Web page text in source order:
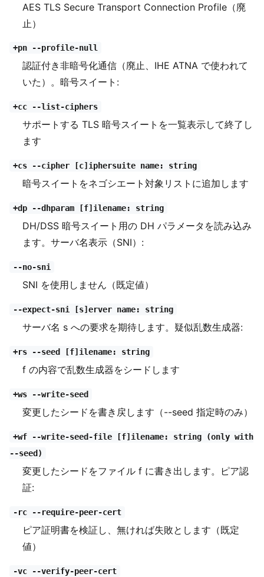
AES TLS Secure Transport Connection Profile（廃
止）
+pn --profile-null
認証付き非暗号化通信（廃止、IHE ATNA で使われて
いた）。暗号スイート:
+cc --list-ciphers
サポートする TLS 暗号スイートを一覧表示して終了し
ます
+cs --cipher [c]iphersuite name: string
暗号スイートをネゴシエート対象リストに追加します
+dp --dhparam [f]ilename: string
DH/DSS 暗号スイート用の DH パラメータを読み込み
ます。サーバ名表示（SNI）:
--no-sni
SNI を使用しません（既定値）
--expect-sni [s]erver name: string
サーバ名 s への要求を期待します。疑似乱数生成器:
+rs --seed [f]ilename: string
f の内容で乱数生成器をシードします
+ws --write-seed
変更したシードを書き戻します（--seed 指定時のみ）
+wf --write-seed-file [f]ilename: string (only with
--seed)
変更したシードをファイル f に書き出します。ピア認
証:
-rc --require-peer-cert
ピア証明書を検証し、無ければ失敗とします（既定
値）
-vc --verify-peer-cert